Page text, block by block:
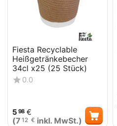
Fiesta Recyclable
Heißgetränkebecher
34cl x25 (25 Stück)
0.0
5 98 €
(7 12 € inkl. MwSt.)